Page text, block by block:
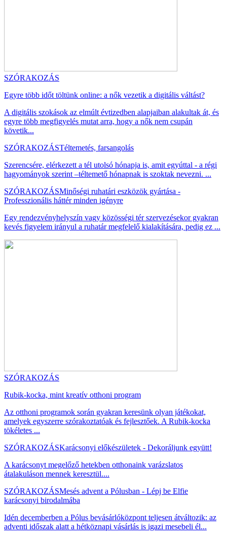
SZÓRAKOZÁS
Egyre több időt töltünk online: a nők vezetik a digitális váltást?
A digitális szokások az elmúlt évtizedben alapjaiban alakultak át, és
egyre több megfigyelés mutat arra, hogy a nők nem csupán
követik...
SZÓRAKOZÁSTéltemetés, farsangolás
Szerencsére, elérkezett a tél utolsó hónapja is, amit egyúttal - a régi
hagyományok szerint –téltemető hónapnak is szoktak nevezni. ...
SZÓRAKOZÁSMinőségi ruhatári eszközök gyártása -
Professzionális háttér minden igényre
Egy rendezvényhelyszín vagy közösségi tér szervezésekor gyakran
kevés figyelem irányul a ruhatár megfelelő kialakítására, pedig ez ...
SZÓRAKOZÁS
Rubik-kocka, mint kreatív otthoni program
Az otthoni programok során gyakran keresünk olyan játékokat,
amelyek egyszerre szórakoztatóak és fejlesztőek. A Rubik-kocka
tökéletes ...
SZÓRAKOZÁSKarácsonyi előkészületek - Dekoráljunk együtt!
A karácsonyt megelőző hetekben otthonaink varázslatos
átalakuláson mennek keresztül....
SZÓRAKOZÁSMesés advent a Pólusban - Lépj be Elfie
karácsonyi birodalmába
Idén decemberben a Pólus bevásárlóközpont teljesen átváltozik: az
adventi időszak alatt a hétköznapi vásárlás is igazi mesebeli él...